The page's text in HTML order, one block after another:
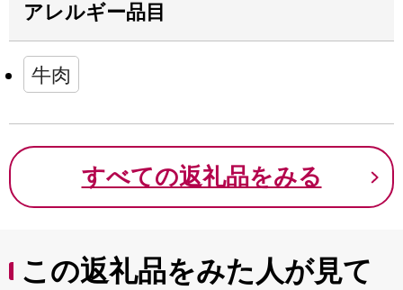
アレルギー品目
牛肉
すべての返礼品をみる
この返礼品をみた人が見て